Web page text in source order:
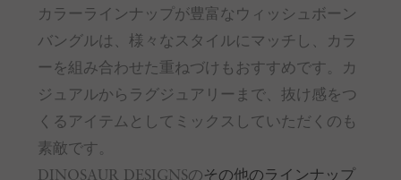
カラーラインナップが豊富なウィッシュボーン
バングルは、様々なスタイルにマッチし、カラ
ーを組み合わせた重ねづけもおすすめです。カ
ジュアルからラグジュアリーまで、抜け感をつ
くるアイテムとしてミックスしていただくのも
素敵です。
DINOSAUR DESIGNSのその他のラインナップ